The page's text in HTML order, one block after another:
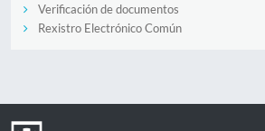
Verificación de documentos
Rexistro Electrónico Común